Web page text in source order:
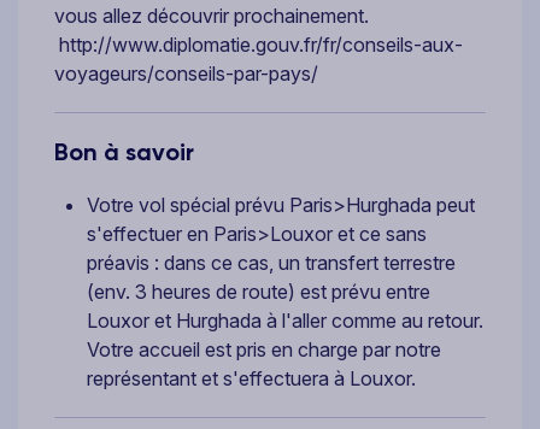
vous allez découvrir prochainement.
http://www.diplomatie.gouv.fr/fr/conseils-aux-
voyageurs/conseils-par-pays/
Bon à savoir
Votre vol spécial prévu Paris>Hurghada peut
s'effectuer en Paris>Louxor et ce sans
préavis : dans ce cas, un transfert terrestre
(env. 3 heures de route) est prévu entre
Louxor et Hurghada à l'aller comme au retour.
Votre accueil est pris en charge par notre
représentant et s'effectuera à Louxor.